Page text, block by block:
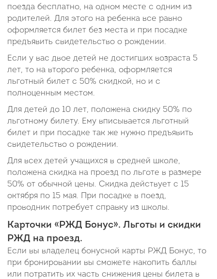
поезда бесплатно, на одном месте с одним из
родителей. Для этого на ребенка все равно
оформляется билет без места и при посадке
предъявить свидетельство о рождении.
Если у вас двое детей не достигших возраста 5
лет, то на второго ребенка, оформляется
льготный билет с 50% скидкой, но и с
полноценным местом.
Для детей до 10 лет, положена скидку 50% по
льготному билету. Ему вписывается льготный
билет и при посадке так же нужно предъявить
свидетельство о рождении.
Для всех детей учащихся в средней школе,
положена скидка на проезд по льготе в размере
50% от обычной цены. Скидка действует с 15
октября по 15 мая. При посадке в поезд,
проводник потребует справку из школы.
Карточки «РЖД Бонус». Льготы и скидки
РЖД на проезд.
Если вы владелец бонусной карты РЖД Бонус, то
при бронировании вы сможете накопить баллы
или потратить их часть снижения цены билета в